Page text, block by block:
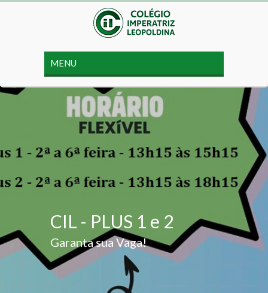
CIL - PLUS 1 e 2
Garanta sua Vaga!